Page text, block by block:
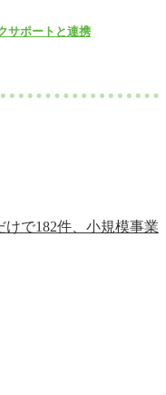
サポートと連携
けで182件、小規模事業